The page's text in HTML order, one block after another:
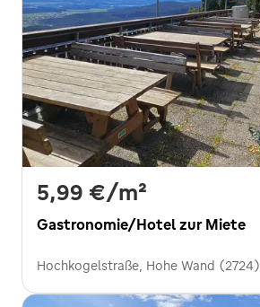
5,99 €/m²
Gastronomie/Hotel zur Miete
Hochkogelstraße, Hohe Wand (2724)